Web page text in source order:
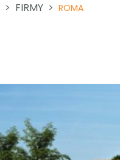
FIRMY ROMA